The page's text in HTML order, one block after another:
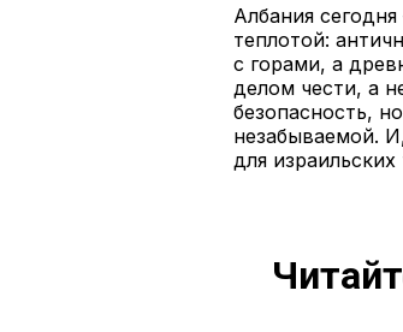
Албания
теплотой:
с горами, а
делом чести, а
безопасность,
незабываемой.
для израильских